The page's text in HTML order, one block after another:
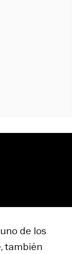
de los
también